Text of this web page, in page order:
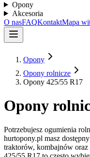
Opony
Akcesoria
O nasFAQKontaktMapa
Opony
Opony rolnicze
Opony 425/55 R17
Opony
Potrzebujesz ogumienia
hurtopony.pl masz
traktorów, kombajnów